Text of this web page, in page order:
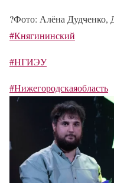
?Фото: Алёна Дудченко,
#Княгининский
#НГИЭУ
#Нижегородскаяобласть